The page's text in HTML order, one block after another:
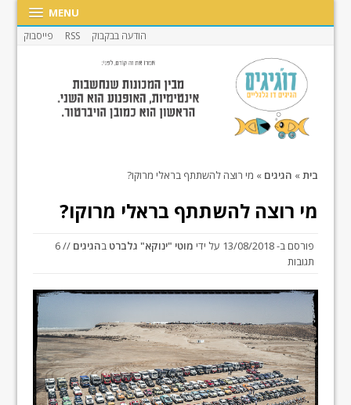
MENU
הודעה בבקבוק RSS פייסבוק
בית» הגיגים » מי רוצה להשתתף בראלי מרוקו?
מי רוצה להשתתף בראלי מרוקו?
פורסם ב-13/08/2018 על ידי מוטי "ינוקא" גלברט בהגיגים
// 6
תגובות